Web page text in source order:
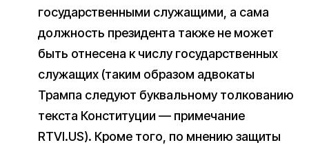
государственными служащими, а сама
должность президента также не может
быть отнесена к числу государственных
служащих (таким образом адвокаты
Трампа следуют буквальному толкованию
текста Конституции — примечание
RTVI.US). Кроме того, по мнению защиты